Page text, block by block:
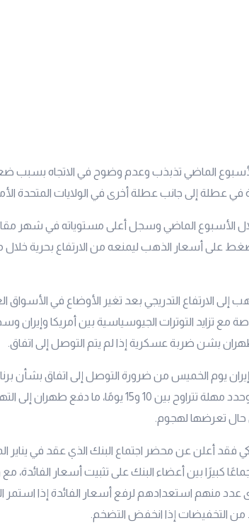
الماضي تذبذب وعدم وضوح في الاتجاه بسبب
عطلة إلى جانب عطلة أخرى في الولايات المتحدة
خلال الأسبوع الماضي وسجل أعلى مستوياته في شهر
على أسعار الذهب ليمنعه من الارتفاع بحرية
إلى الارتفاع التدريجي بعد تغير الأوضاع في الأسواق
مع تزايد التوترات الجيوسياسية بين أمريكا وإيران
بشن ضربة عسكرية إذا لم يتم التوصل إلى اتفاق.
إيران يوم الخميس من ضرورة التوصل إلى اتفاق بشأن
النووي، وإلا ستحدث “عواقب وخيمة”، وحدد مهلة تتراوح بين 10 و15 يومًا، ما دفع
حال تعرضها لهجوم.
فقد أعلن عن محضر اجتماع البنك الذي عقد في يناير
كبيرًا بين أعضاء البنك على تثبيت أسعار الفائدة،
عدد منهم استعدادهم لرفع أسعار الفائدة إذا استمر
من التخفيضات إذا انخفض التضخم.